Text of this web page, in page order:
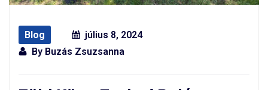
Blog
július 8, 2024
By Buzás Zsuzsanna